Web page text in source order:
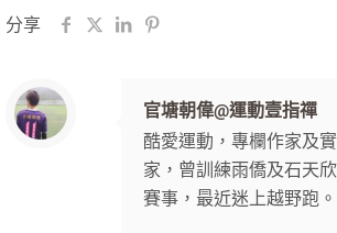
分享
官塘朝偉@運動壹指禪
酷愛運動，專欄作家及
家，曾訓練雨僑及石天
賽事，最近迷上越野跑。